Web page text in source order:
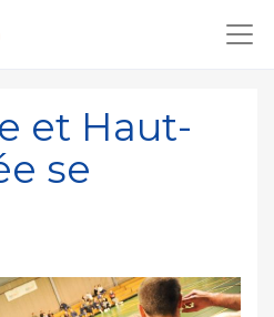
et Haut-
se